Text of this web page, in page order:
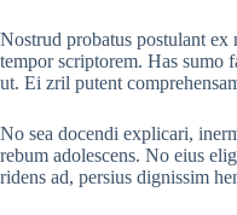
Nostrud probatus postulant ex
tempor scriptorem. Has sumo
ut. Ei zril putent
No sea docendi explicari,
rebum adolescens. No eius
ridens ad, persius dignissim